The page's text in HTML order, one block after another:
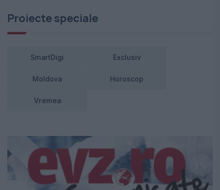
Proiecte speciale
SmartDigi Exclusiv
Moldova Horoscop
Vremea